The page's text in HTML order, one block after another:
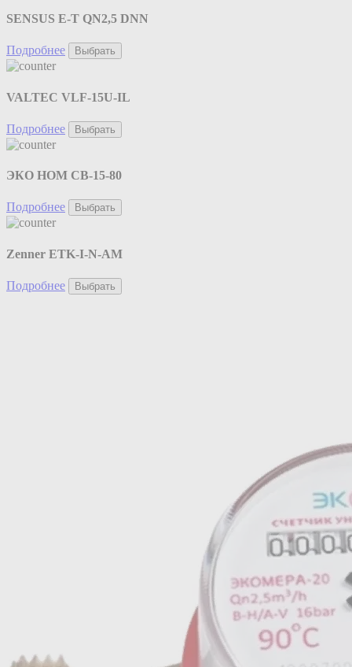
SENSUS E-T QN2,5 DNN
Подробнее Выбрать
VALTEC VLF-15U-IL
Подробнее Выбрать
ЭКО НОМ СВ-15-80
Подробнее Выбрать
Zenner ETK-I-N-AM
Подробнее Выбрать